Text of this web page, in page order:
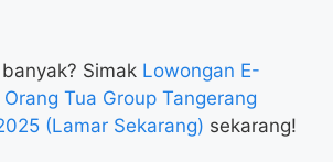
Simak Lowongan E-
Tua Group Tangerang
(Lamar Sekarang) sekarang!